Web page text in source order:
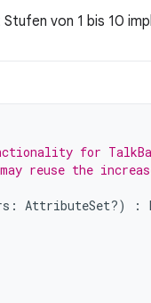
von 1 bis 10
for
reuse the
: AttributeSet?) :